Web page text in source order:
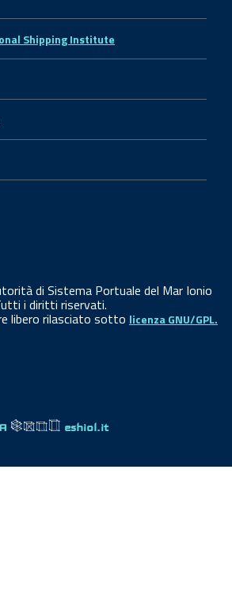
Shipping Institute
di Sistema Portuale del Mar Ionio
i diritti riservati.
libero rilasciato sotto licenza GNU/GPL.
eshiol.it